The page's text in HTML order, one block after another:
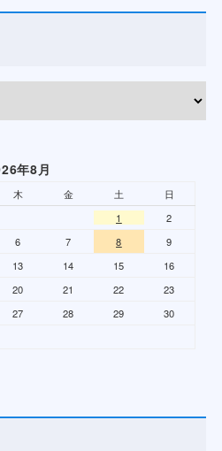
年8月
木 金 土
日
1
2
6 7 8
9
13 14 15
16
20 21 22
23
27 28 29
30